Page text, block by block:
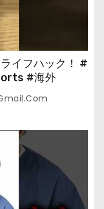
イフハック！ #
#海外